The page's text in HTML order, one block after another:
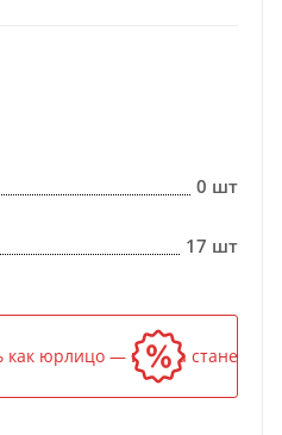
0 шт
17 шт
как юрлицо — и цена станет